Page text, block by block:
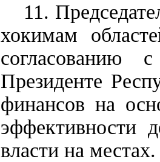
11.
хокимам
согласованию
Президенте
финансов на
эффективности
власти на местах.